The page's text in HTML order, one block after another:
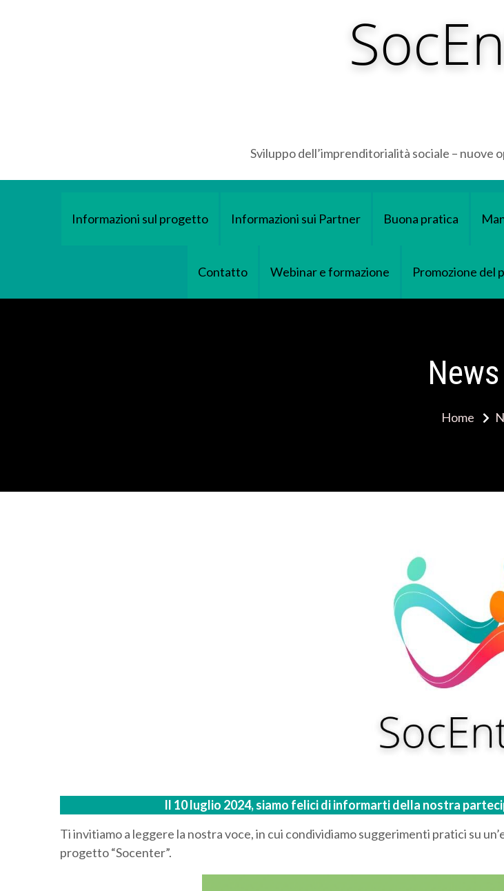
Sviluppo dell’imprenditorialità sociale – nuove
Informazioni sul progetto Informazioni sui Partner Buona pratica
Contatto Webinar e formazione Promozione del
News
Home
Il 10 luglio 2024, siamo felici di informarti della nostra
Ti invitiamo a leggere la nostra voce, in cui condividiamo suggerimenti pratici su
progetto “Socenter”.